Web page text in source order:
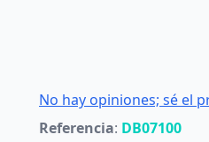
No hay opiniones; sé el
Referencia: DB07100